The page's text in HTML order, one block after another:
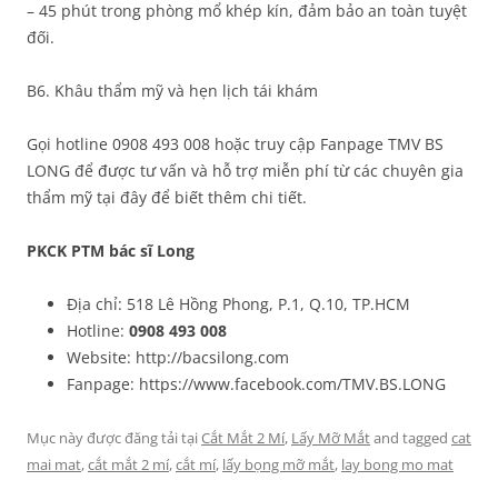
– 45 phút trong phòng mổ khép kín, đảm bảo an toàn tuyệt
đối.
B6. Khâu thẩm mỹ và hẹn lịch tái khám
Gọi hotline 0908 493 008 hoặc truy cập Fanpage TMV BS
LONG để được tư vấn và hỗ trợ miễn phí từ các chuyên gia
thẩm mỹ tại đây để biết thêm chi tiết.
PKCK PTM bác sĩ Long
Địa chỉ: 518 Lê Hồng Phong, P.1, Q.10, TP.HCM
Hotline: 0908 493 008
Website: http://bacsilong.com
Fanpage: https://www.facebook.com/TMV.BS.LONG
Mục này được đăng tải tạiCắt Mắt 2 Mí, Lấy Mỡ Mắtand tagged cat
mai mat,cắt mắt 2 mí,cắt mí, lấy bọng mỡ mắt, lay bong mo mat